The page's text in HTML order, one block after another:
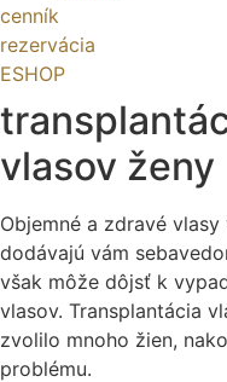
cenník
rezervácia
ESHOP
vlasov ženy
Objemné a zdravé
dodávajú vám
však môže dôjsť k
vlasov. Transplantácia
zvolilo mnoho žien,
problému.